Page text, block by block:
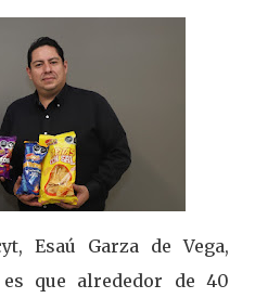
Esaú Garza de Vega,
que alrededor de 40